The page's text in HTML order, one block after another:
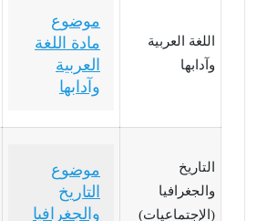
اللغة العربية
وآدابها
موضوع
مادة اللغة
العربية
وآدابها
التاريخ
والجغرافيا
(الإجتماعيات)
موضوع
التاريخ
والجغرافيا